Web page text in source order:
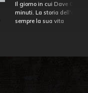
Il giorno in cui Dave
minuti. La storia
sempre la sua vita